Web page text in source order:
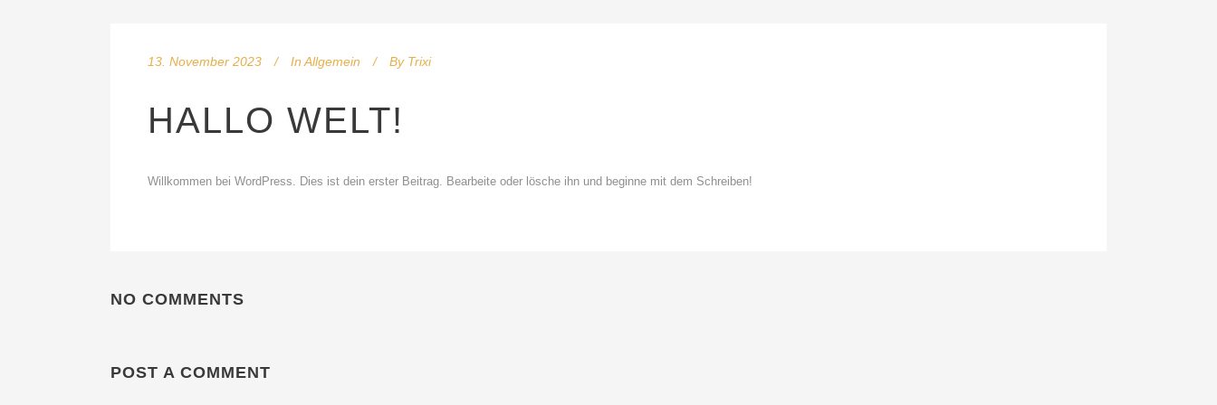
13. November 2023 In Allgemein By Trixi
HALLO WELT!
Willkommen bei WordPress. Dies ist dein erster Beitrag. Bearbeite oder lösche ihn und beginne mit dem Schreiben!
NO COMMENTS
POST A COMMENT